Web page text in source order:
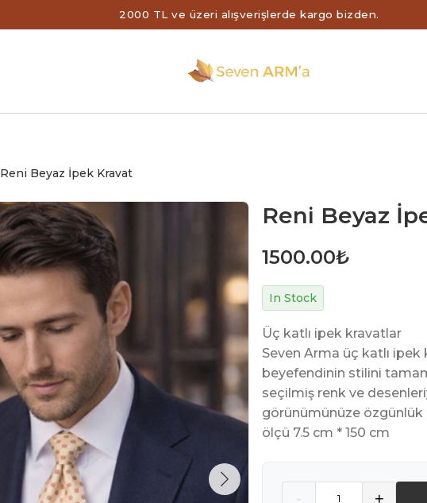
2000 TL ve üzeri alışverişlerde kargo bizden.
Reni Beyaz İpek Kravat
Reni Beyaz
1500.00₺
In Stock
Üç katlı ipek kravatlar
Seven Arma üç katlı
beyefendinin stilini
seçilmiş renk ve
görünümünüze özgünlük
ölçü 7.5 cm * 150 cm
- +